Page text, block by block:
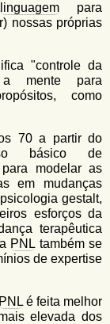
linguagem para
nossas próprias
"controle da
a mente para
como
70 a partir do
básico de
modelar as
em mudanças
gestalt,
esforços da
terapêutica
PNL também se
de expertise
PNLé feita melhor
elevada dos